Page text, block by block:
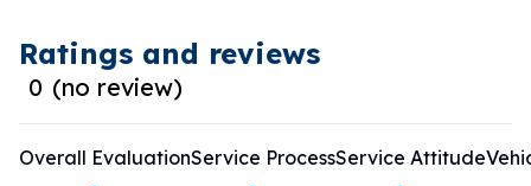
Ratings and reviews
0 (no review)
Overall EvaluationService ProcessService Attitude